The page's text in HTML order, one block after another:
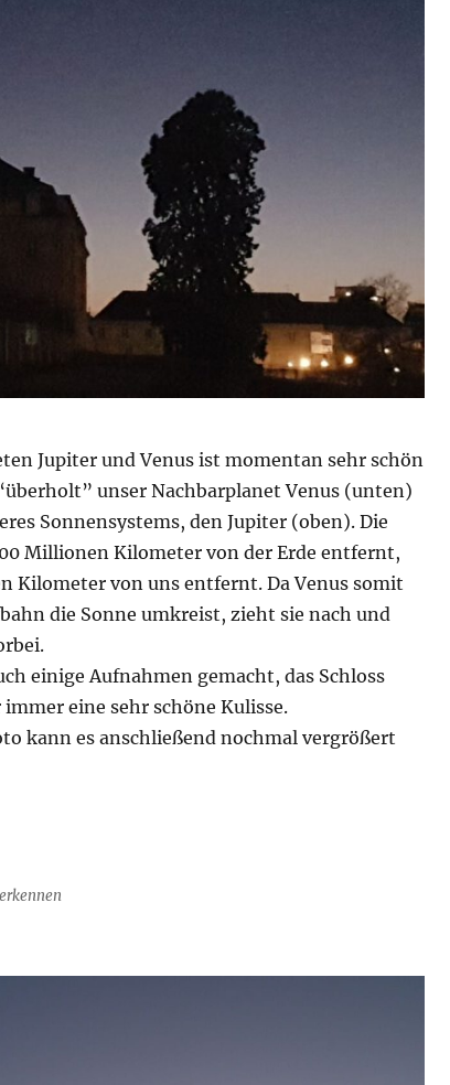
Jupiter und Venus ist momentan sehr schön
unser Nachbarplanet Venus (unten)
Sonnensystems, den Jupiter (oben). Die
Millionen Kilometer von der Erde entfernt,
Kilometer von uns entfernt. Da Venus somit
die Sonne umkreist, zieht sie nach und
einige Aufnahmen gemacht, das Schloss
eine sehr schöne Kulisse.
kann es anschließend nochmal vergrößert